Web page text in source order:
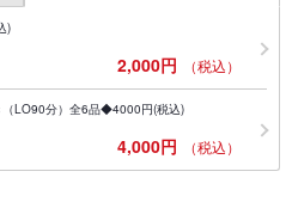
)
2,000円 （税込）
（LO90分）全6品◆4000円(税込)
4,000円 （税込）